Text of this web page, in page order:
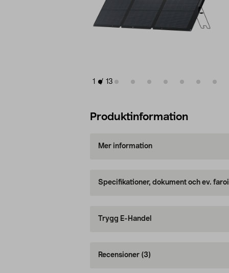
1 / 13
Produktinformation
Mer information
Specifikationer, dokument och ev.
Trygg E-Handel
Recensioner (3)